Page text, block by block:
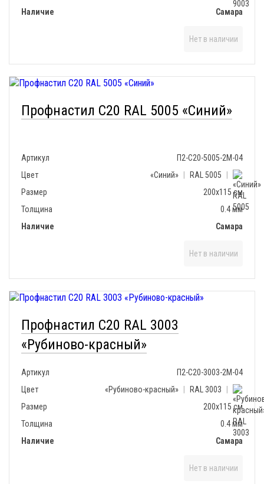
Наличие
Самара
Нет в наличии
Профнастил С20 RAL 5005 «Синий»
Артикул
П2-С20-5005-2М-04
Цвет
«Синий» RAL 5005
Размер
200х115 см
Толщина
0.4 мм
Наличие
Самара
Нет в наличии
Профнастил С20 RAL 3003
«Рубиново-красный»
Артикул
П2-С20-3003-2М-04
Цвет
«Рубиново-красный» RAL 3003
Размер
200х115 см
Толщина
0.4 мм
Наличие
Самара
Нет в наличии